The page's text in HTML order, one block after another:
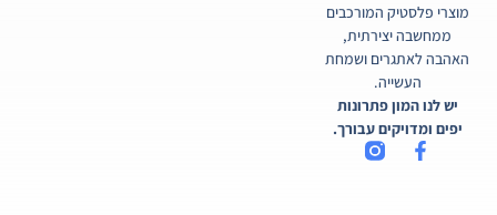
מוצרי פלסטיק המורכבים
ממחשבה יצירתית,
האהבה לאתגרים ושמחת
העשייה.
יש לנו המון פתרונות
יפים ומדויקים עבורך.